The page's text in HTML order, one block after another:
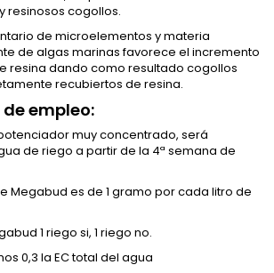
resinosos cogollos.
de microelementos y materia
de algas marinas favorece el incremento
resina dando como resultado cogollos
recubiertos de resina.
empleo:
muy concentrado, será
de riego a partir de la 4ª semana de
Megabud es de 1 gramo por cada litro de
1 riego si, 1 riego no.
0,3 la EC total del agua